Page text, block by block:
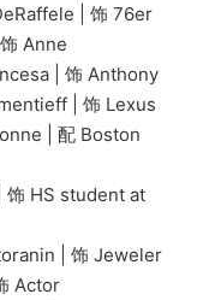
| 饰 76er
Anne
| 饰 Anthony
| 饰 Lexus
| 配 Boston
student at
| 饰 Jeweler